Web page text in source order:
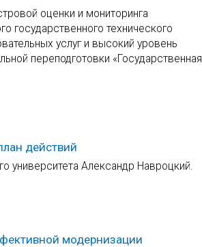
оценки и мониторинга
государственного технического
услуг и высокий уровень
переподготовки «Государственная
действий
университета Александр Навроцкий.
модернизации